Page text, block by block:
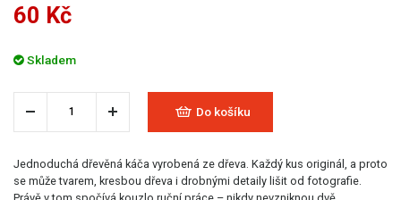
60 Kč
Skladem
Do košíku
Jednoduchá dřevěná káča vyrobená ze dřeva. Každý kus originál, a proto
se může tvarem, kresbou dřeva i drobnými detaily lišit od fotografie.